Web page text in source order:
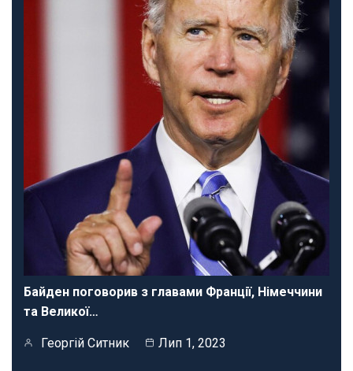
Байден поговорив з главами Франції, Німеччини
та Великої…
Георгій Ситник Лип 1, 2023